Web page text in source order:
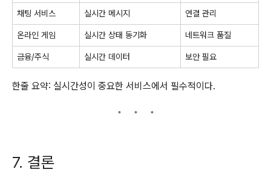
채팅 서비스 실시간 메시지 연결 관리
온라인 게임 실시간 상태 동기화 네트워크 품질
금융/주식 실시간 데이터 보안 필요
한줄 요약: 실시간성이 중요한 서비스에서 필수적이다.
7. 결론